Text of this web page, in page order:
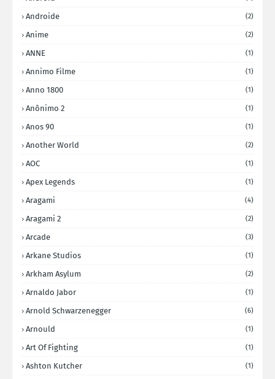
Androide (2)
Anime (2)
ANNE (1)
Annimo Filme (1)
Anno 1800 (1)
Anônimo 2 (1)
Anos 90 (1)
Another World (2)
AOC (1)
Apex Legends (1)
Aragami (4)
Aragami 2 (2)
Arcade (3)
Arkane Studios (1)
Arkham Asylum (2)
Arnaldo Jabor (1)
Arnold Schwarzenegger (6)
Arnould (1)
Art Of Fighting (1)
Ashton Kutcher (1)